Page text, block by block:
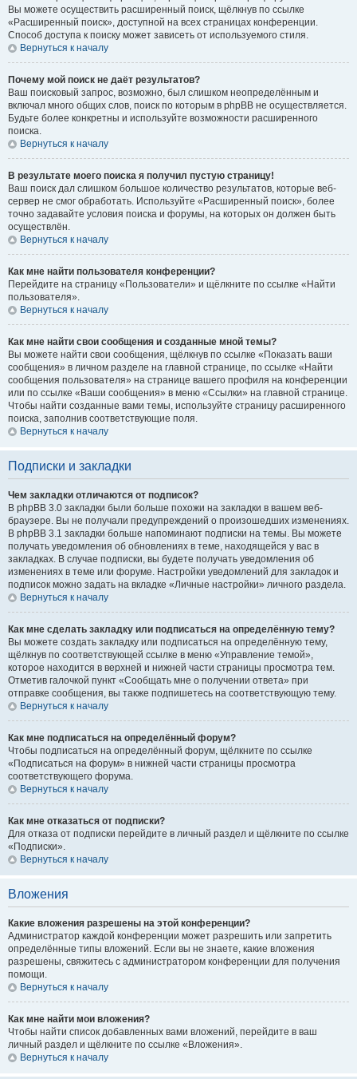
Вы можете осуществить расширенный поиск, щёлкнув по ссылке
«Расширенный поиск», доступной на всех страницах конференции.
Способ доступа к поиску может зависеть от используемого стиля.
Вернуться к началу
Почему мой поиск не даёт результатов?
Ваш поисковый запрос, возможно, был слишком неопределённым и
включал много общих слов, поиск по которым в phpBB не осуществляется.
Будьте более конкретны и используйте возможности расширенного
поиска.
Вернуться к началу
В результате моего поиска я получил пустую страницу!
Ваш поиск дал слишком большое количество результатов, которые веб-
сервер не смог обработать. Используйте «Расширенный поиск», более
точно задавайте условия поиска и форумы, на которых он должен быть
осуществлён.
Вернуться к началу
Как мне найти пользователя конференции?
Перейдите на страницу «Пользователи» и щёлкните по ссылке «Найти
пользователя».
Вернуться к началу
Как мне найти свои сообщения и созданные мной темы?
Вы можете найти свои сообщения, щёлкнув по ссылке «Показать ваши
сообщения» в личном разделе на главной странице, по ссылке «Найти
сообщения пользователя» на странице вашего профиля на конференции
или по ссылке «Ваши сообщения» в меню «Ссылки» на главной странице.
Чтобы найти созданные вами темы, используйте страницу расширенного
поиска, заполнив соответствующие поля.
Вернуться к началу
Подписки и закладки
Чем закладки отличаются от подписок?
В phpBB 3.0 закладки были больше похожи на закладки в вашем веб-
браузере. Вы не получали предупреждений о произошедших изменениях.
В phpBB 3.1 закладки больше напоминают подписки на темы. Вы можете
получать уведомления об обновлениях в теме, находящейся у вас в
закладках. В случае подписки, вы будете получать уведомления об
изменениях в теме или форуме. Настройки уведомлений для закладок и
подписок можно задать на вкладке «Личные настройки» личного раздела.
Вернуться к началу
Как мне сделать закладку или подписаться на определённую тему?
Вы можете создать закладку или подписаться на определённую тему,
щёлкнув по соответствующей ссылке в меню «Управление темой»,
которое находится в верхней и нижней части страницы просмотра тем.
Отметив галочкой пункт «Сообщать мне о получении ответа» при
отправке сообщения, вы также подпишетесь на соответствующую тему.
Вернуться к началу
Как мне подписаться на определённый форум?
Чтобы подписаться на определённый форум, щёлкните по ссылке
«Подписаться на форум» в нижней части страницы просмотра
соответствующего форума.
Вернуться к началу
Как мне отказаться от подписки?
Для отказа от подписки перейдите в личный раздел и щёлкните по ссылке
«Подписки».
Вернуться к началу
Вложения
Какие вложения разрешены на этой конференции?
Администратор каждой конференции может разрешить или запретить
определённые типы вложений. Если вы не знаете, какие вложения
разрешены, свяжитесь с администратором конференции для получения
помощи.
Вернуться к началу
Как мне найти мои вложения?
Чтобы найти список добавленных вами вложений, перейдите в ваш
личный раздел и щёлкните по ссылке «Вложения».
Вернуться к началу